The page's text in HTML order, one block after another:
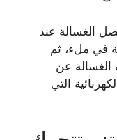
الغسالة عند
في ملء، ثم
الغسالة عن
التي